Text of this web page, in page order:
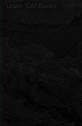
utwór “Old Bones”.